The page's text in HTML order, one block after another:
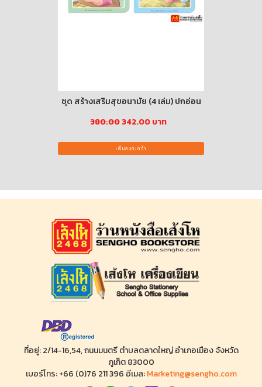
ชุด สร้างเสริมสุขอนามัย (4 เล่ม) ปกอ่อน
380.00342.00 บาท
เพิ่มลงตะกร้า
ที่อยู่: 2/14-16,54, ถนนมนตรี ตำบลตลาดใหญ่ อำเภอเมือง จังหวัด
ภูเก็ต 83000
เบอร์โทร: +66 (0)76 211 396 อีเมล:Marketing@sengho.com